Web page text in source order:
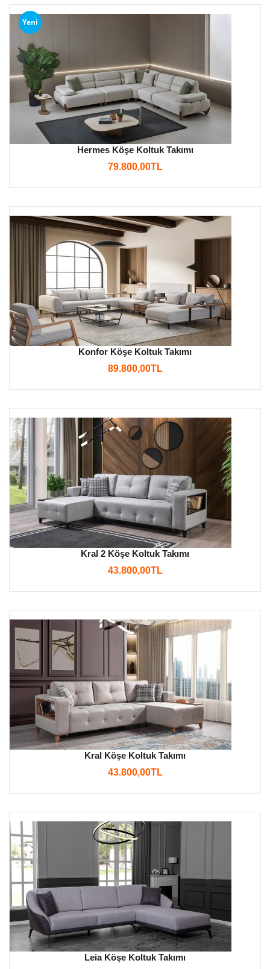
Yeni
Hermes Köşe Koltuk Takımı
79.800,00TL
Konfor Köşe Koltuk Takımı
89.800,00TL
Kral 2 Köşe Koltuk Takımı
43.800,00TL
Kral Köşe Koltuk Takımı
43.800,00TL
Leia Köşe Koltuk Takımı